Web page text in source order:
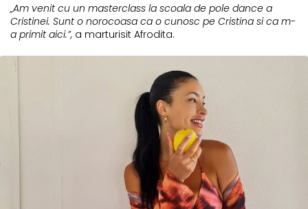
„Am venit cu un masterclass la scoala de pole dance a
Cristinei. Sunt o norocoasa ca o cunosc pe Cristina si ca m-
a primit aici.”, a marturisit Afrodita.